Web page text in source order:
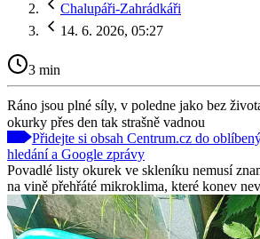
Chalupáři-Zahrádkáři
14. 6. 2026, 05:27
3 min
Ráno jsou plné síly, v poledne jako bez
okurky přes den tak strašně vadnou
Přidejte si obsah Centrum.cz do
hledání a Google zprávy
Povadlé listy okurek ve skleníku nemusí
na vině přehřáté mikroklima, které konev